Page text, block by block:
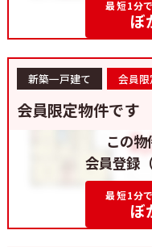
最短1分
ぼ
新築一戸建て 会員限
会員限定物件です
この物
会員登録
最短1分
ぼ